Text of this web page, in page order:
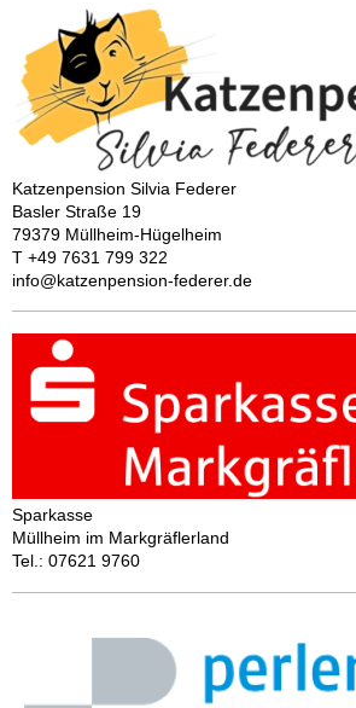
Katzenpension Silvia Federer
Basler Straße 19
79379 Müllheim-Hügelheim
T +49 7631 799 322
info@katzenpension-federer.de
Sparkasse
Müllheim im Markgräflerland
Tel.: 07621 9760